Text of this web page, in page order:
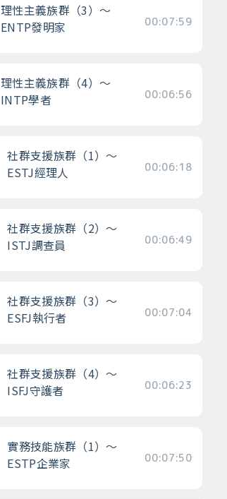
理性主義族群（3）～
ENTP發明家
00:07:59
理性主義族群（4）～
INTP學者
00:06:56
社群支援族群（1）～
ESTJ經理人
00:06:18
社群支援族群（2）～
ISTJ調查員
00:06:49
社群支援族群（3）～
ESFJ執行者
00:07:04
社群支援族群（4）～
ISFJ守護者
00:06:23
實務技能族群（1）～
ESTP企業家
00:07:50